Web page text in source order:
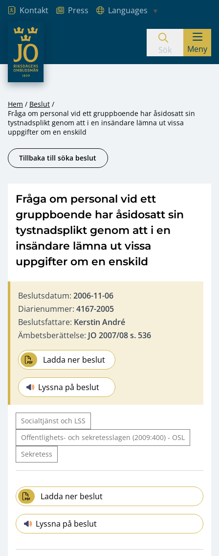
Hoppa till innehåll
Kontakt Press
Languages
JO – Riksdagens Ombudsmän
Sök Meny
Hem
Beslut
Fråga om personal vid ett gruppboende har åsidosatt sin
tystnadsplikt genom att i en insändare lämna ut vissa
uppgifter om en enskild
Tillbaka till söka beslut
Fråga om personal vid ett
gruppboende har åsidosatt sin
tystnadsplikt genom att i en
insändare lämna ut vissa
uppgifter om en enskild
Beslutsdatum: 2006-11-06
Diarienummer: 4167-2005
Beslutsfattare: Kerstin André
Ämbetsberättelse: JO 2007/08 s. 536
Ladda ner beslut
Lyssna på beslut
Socialtjänst och LSS
Offentlighets- och sekretesslagen (2009:400) - OSL
Sekretess
Ladda ner beslut
Lyssna på beslut